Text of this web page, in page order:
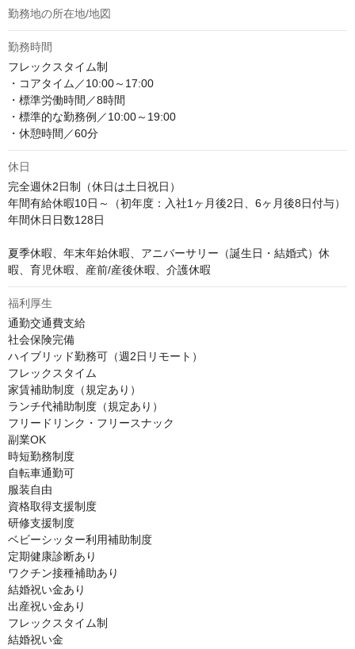
勤務地の所在地/地図
勤務時間
フレックスタイム制
・コアタイム／10:00～17:00
・標準労働時間／8時間
・標準的な勤務例／10:00～19:00
・休憩時間／60分
休日
完全週休2日制（休日は土日祝日）
年間有給休暇10日～（初年度：入社1ヶ月後2日、6ヶ月後8日付与）
年間休日日数128日
夏季休暇、年末年始休暇、アニバーサリー（誕生日・結婚式）休
暇、育児休暇、産前/産後休暇、介護休暇
福利厚生
通勤交通費支給
社会保険完備
ハイブリッド勤務可（週2日リモート）
フレックスタイム
家賃補助制度（規定あり）
ランチ代補助制度（規定あり）
フリードリンク・フリースナック
副業OK
時短勤務制度
自転車通勤可
服装自由
資格取得支援制度
研修支援制度
ベビーシッター利用補助制度
定期健康診断あり
ワクチン接種補助あり
結婚祝い金あり
出産祝い金あり
フレックスタイム制
結婚祝い金